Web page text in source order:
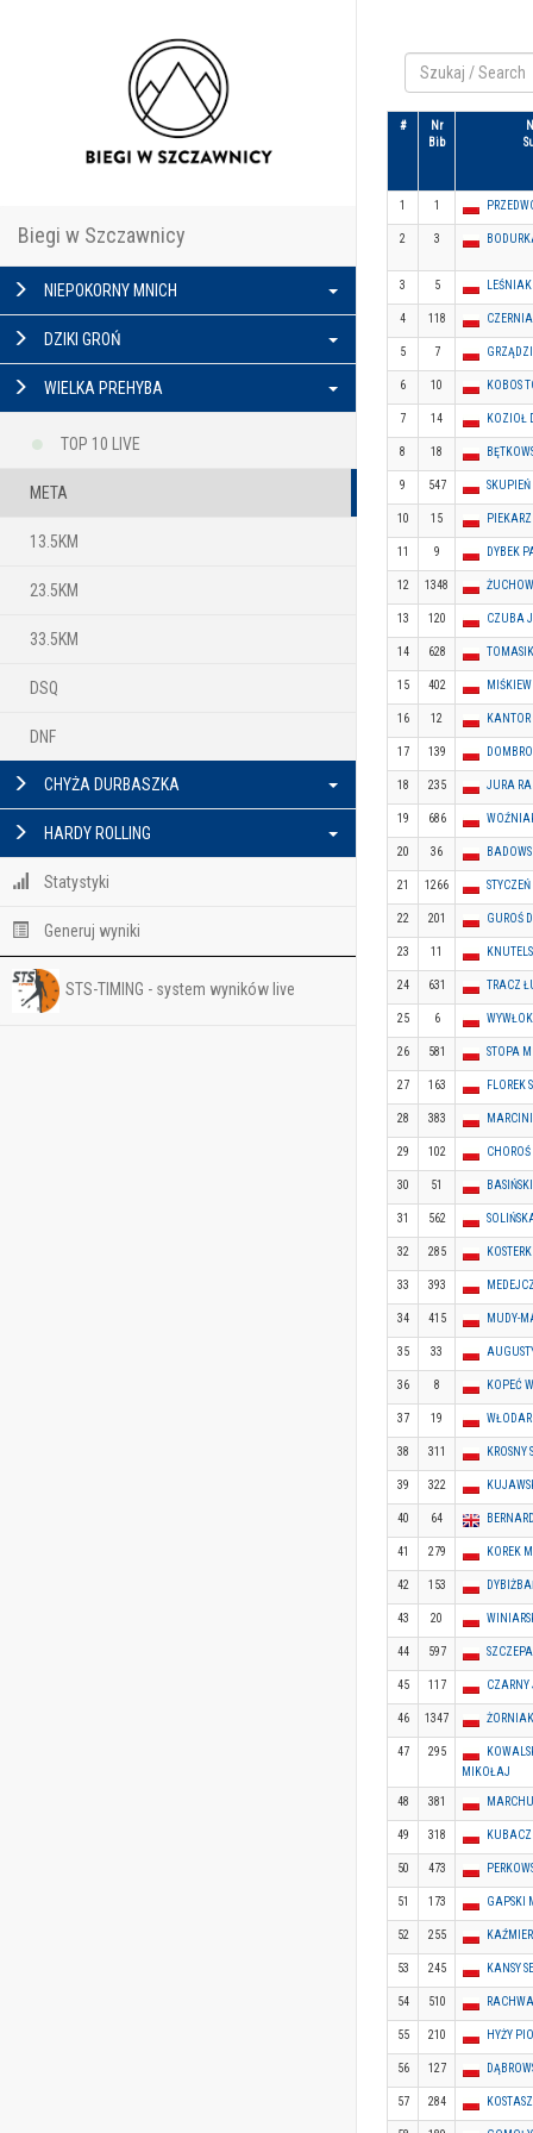
Biegi w Szczawnicy
NIEPOKORNY MNICH
DZIKI GROŃ
WIELKA PREHYBA
TOP 10 LIVE
META
13.5KM
23.5KM
33.5KM
DSQ
DNF
CHYŻA DURBASZKA
HARDY ROLLING
Statystyki
Generuj wyniki
STS-TIMING - system wyników live
#
Nr
Bib
1 1
2 3
3 5
4 118
5 7
6 10 KOBOS
7 14 KOZIOŁ
8 18
9 547
10 15
11 9 DYBEK
12 1348
13 120 CZUBA
14 628
15 402
16 12
17 139
18 235 JURA
19 686
20 36
21 1266
22 201 GUROŚ
23 11
24 631 TRACZ
25 6
26 581 STOPA
27 163 FLOREK
28 383
29 102
30 51
31 562
32 285
33 393
34 415 MUDY-
35 33
36 8 KOPEĆ
37 19
38 311 KROSNY
39 322
40 64
41 279 KOREK
42 153
43 20
44 597
45 117 CZARNY
46 1347
47 295
MIKOŁAJ
48 381
49 318 KUBACZ
50 473
51 173 GAPSKI
52 255
53 245 KANSY
54 510
55 210 HYŻY
56 127
57 284